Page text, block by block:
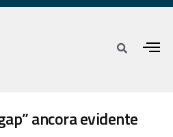
ancora evidente